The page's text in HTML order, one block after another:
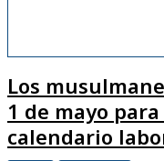
Los
1 de mayo
calendario